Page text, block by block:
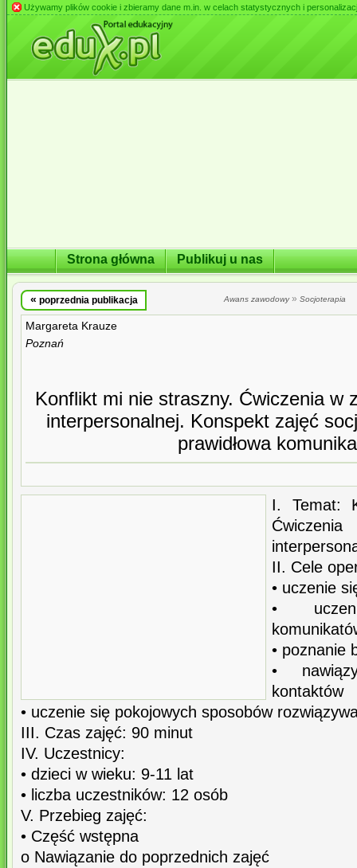
Używamy plików cookie i zbieramy dane m.in. w celach statystycznych i
Strona główna Publikuj u nas
« poprzednia publikacja Awans zawodowy» Socjoterapia
Margareta Krauze
Poznań
Konflikt mi nie straszny. Ćwiczenia w
interpersonalnej. Konspekt zajęć
prawidłowa
I. Temat:
II. Cele
• uczenie
•
• poznanie
•
kontaktów
• uczenie się pokojowych sposobów
III. Czas zajęć: 90 minut
IV. Uczestnicy:
• dzieci w wieku: 9-11 lat
• liczba uczestników: 12 osób
V. Przebieg zajęć:
• Część wstępna
o Nawiązanie do poprzednich zajęć